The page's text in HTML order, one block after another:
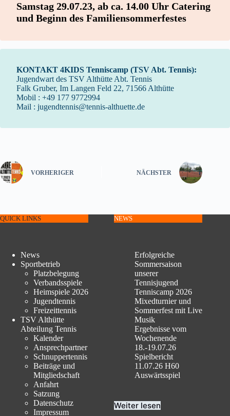
Samstag 29.07.23, ab ca. 14.00 Uhr Catering
und Beginn des Familiensommerfestes
KONTAKT 4KIDS Tenniscamp (TSV Abt. Tennis):
Jugendwart des TSV Althütte Abt. Tennis
Falk Gruber, Im Langen Feld 22, 71566 Althütte
Mobil : +49 177 9772994
Mail : jugendtennis@tennis-althuette.de
VORHERIGER NÄCHSTER
QUICK LINKS
News
Sportbetrieb
Platzbelegung
Verbandsspiele
Heimspiele 2026
Jugendtennis
Freizeittennis
TSV Althütte
Abteilung Tennis
Kalender
Ansprechpartner
Schnuppertennis
Beiträge und
Mitgliedschaft
Anfahrt
Satzung
Datenschutz
Impressum
NEWS
Erfolgreiche
Sommersaison
unserer
Tennisjugend
Tenniscamp 2026
Mixedturnier und
Sommerfest mit Live
Musik
Ergebnisse vom
Wochenende
18.-19.07.26
Spielbericht
11.07.26 H60
Auswärtsspiel
Weiter lesen